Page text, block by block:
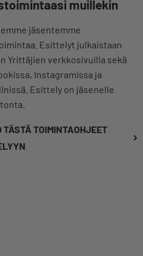
muillekin
jäsentemme
Esittelyt julkaistaan
Yrittäjien verkkosivuilla sekä
Instagramissa ja
Esittely on jäsenelle
TÄSTÄ TOIMINTAOHJEET